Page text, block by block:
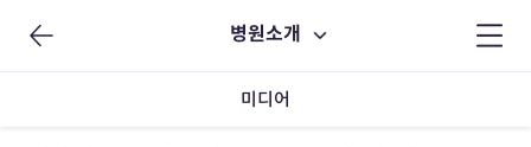
병원소개
미디어